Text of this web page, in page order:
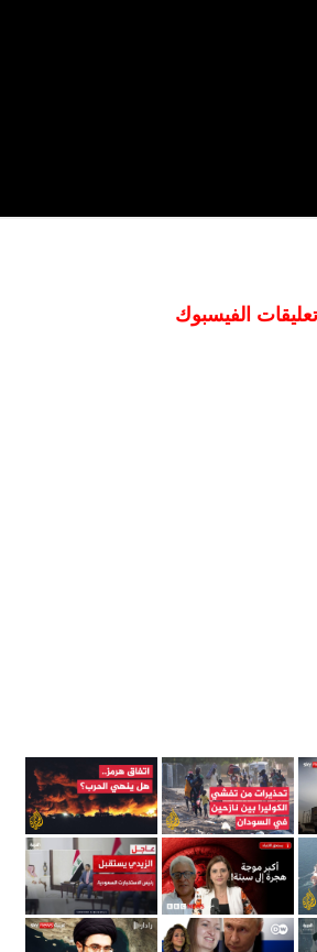
تعليقات الفيسبوك